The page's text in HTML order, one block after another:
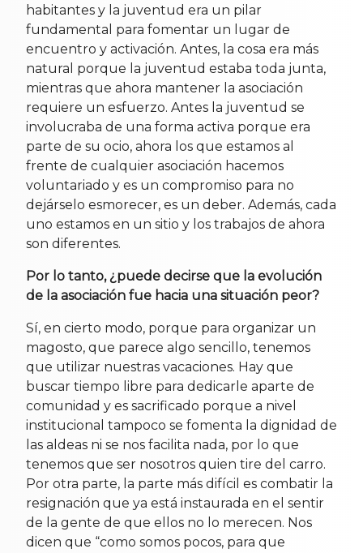
habitantes y la juventud era un pilar
fundamental para fomentar un lugar de
encuentro y activación. Antes, la cosa era más
natural porque la juventud estaba toda junta,
mientras que ahora mantener la asociación
requiere un esfuerzo. Antes la juventud se
involucraba de una forma activa porque era
parte de su ocio, ahora los que estamos al
frente de cualquier asociación hacemos
voluntariado y es un compromiso para no
dejárselo esmorecer, es un deber. Además, cada
uno estamos en un sitio y los trabajos de ahora
son diferentes.
Por lo tanto, ¿puede decirse que la evolución
de la asociación fue hacia una situación peor?
Sí, en cierto modo, porque para organizar un
magosto, que parece algo sencillo, tenemos
que utilizar nuestras vacaciones. Hay que
buscar tiempo libre para dedicarle aparte de
comunidad y es sacrificado porque a nivel
institucional tampoco se fomenta la dignidad de
las aldeas ni se nos facilita nada, por lo que
tenemos que ser nosotros quien tire del carro.
Por otra parte, la parte más difícil es combatir la
resignación que ya está instaurada en el sentir
de la gente de que ellos no lo merecen. Nos
dicen que “como somos pocos, para que